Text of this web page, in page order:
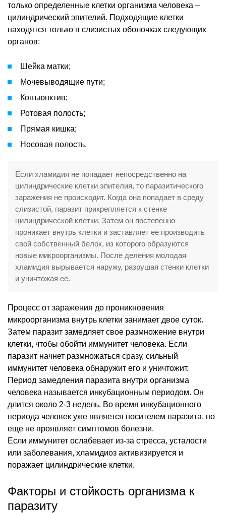
только определенные клетки организма человека –
цилиндрический эпителий. Подходящие клетки
находятся только в слизистых оболочках следующих
органов:
Шейка матки;
Мочевыводящие пути;
Конъюнктив;
Ротовая полость;
Прямая кишка;
Носовая полость.
Если хламидия не попадает непосредственно на
цилиндрические клетки эпителия, то паразитического
заражения не происходит. Когда она попадает в среду
слизистой, паразит прикрепляется к стенке
цилиндрической клетки. Затем он постепенно
проникает внутрь клетки и заставляет ее производить
свой собственный белок, из которого образуются
новые микроорганизмы. После деления молодая
хламидия вырывается наружу, разрушая стенки клетки
и уничтожая ее.
Процесс от заражения до проникновения
микроорганизма внутрь клетки занимает двое суток.
Затем паразит замедляет свое размножение внутри
клетки, чтобы обойти иммунитет человека. Если
паразит начнет размножаться сразу, сильный
иммунитет человека обнаружит его и уничтожит.
Период замедления паразита внутри организма
человека называется инкубационным периодом. Он
длится около 2-3 недель. Во время инкубационного
периода человек уже является носителем паразита, но
еще не проявляет симптомов болезни.
Если иммунитет ослабевает из-за стресса, усталости
или заболевания, хламидиоз активизируется и
поражает цилиндрические клетки.
Факторы и стойкость организма к
паразиту